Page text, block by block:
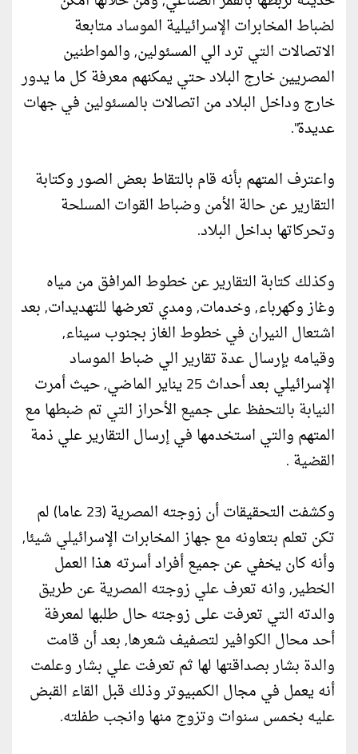
لضباط المخابرات الإسرائيلية الموساد متابعة
الاتصالات التي ترد الي المسئولين, والمواطنين
المصريين خارج البلاد حتي يمكنهم معرفة كل ما يدور
خارج وداخل البلاد من اتصالات بالمسئولين في جهات
عديدة".
واعترف المتهم بأنه قام بالتقاط بعض الصور وكتابة
التقارير عن حالة الأمن وضباط القوات المسلحة
وتحركاتها بداخل البلاد.
وكذلك كتابة التقارير عن خطوط المرافق من مياه
وغاز وكهرباء, وخدمات, ومدي تعرضها للتهديدات, بعد
اشتعال النيران في خطوط الغاز بجنوب سيناء,
وقيامه بإرسال عدة تقارير الي ضباط الموساد
الإسرائيلي بعد أحداث 25 يناير الماضي, حيث أمرت
النيابة بالتحفظ على جميع الأحراز التي تم ضبطها مع
المتهم والتي استخدمها في إرسال التقارير علي ذمة
القضية .
وكشفت التحقيقات أن زوجته المصرية (23 عاما) لم
تكن تعلم بتعاونه مع جهاز المخابرات الإسرائيلي شيئا,
وأنه كان يخفي عن جميع أفراد أسرته هذا العمل
الخطير, وانه تعرف علي زوجته المصرية عن طريق
والدته التي تعرفت على زوجته حال طلبها لمعرفة
أحد محال الكوافير لتصفيف شعرها, بعد أن قامت
والدة بشار بصداقتها لها ثم تعرفت علي بشار وعلمت
أنه يعمل في مجال الكمبيوتر وذلك قبل القاء القبض
عليه بخمس سنوات وتزوج منها وانجب طفلته.